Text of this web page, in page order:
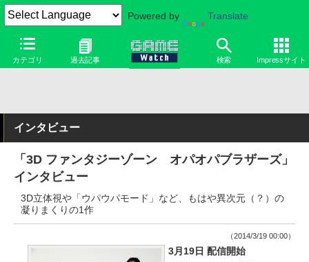
Powered by Translate
カテゴリ 過去記事 検索 Impressサイト
インタビュー
「3D ファンタジーゾーン オパオパブラザーズ」
インタビュー
3D立体視や「ウパウパモード」など、もはや異次元（？）の
凝りまくりの1作
（2014/3/19 00:00）
3月19日 配信開始